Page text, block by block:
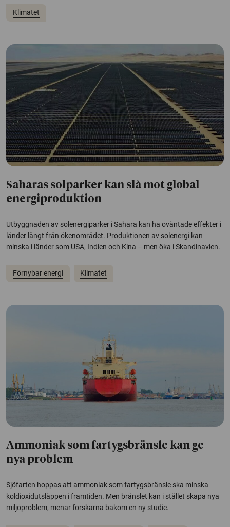
Klimatet
Saharas solparker kan slå mot global
energiproduktion
Utbyggnaden av solenergiparker i Sahara kan ha oväntade effekter i
länder långt från ökenområdet. Produktionen av solenergi kan
minska i länder som USA, Indien och Kina – men öka i Skandinavien.
Förnybar energi Klimatet
Ammoniak som fartygsbränsle kan ge
nya problem
Sjöfarten hoppas att ammoniak som fartygsbränsle ska minska
koldioxidutsläppen i framtiden. Men bränslet kan i stället skapa nya
miljöproblem, menar forskarna bakom en ny studie.